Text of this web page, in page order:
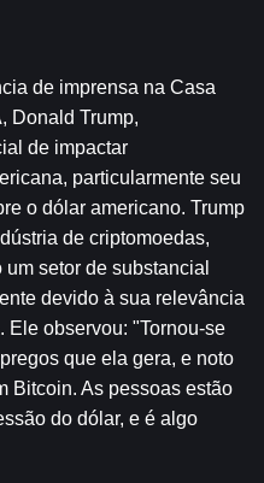
de imprensa na Casa
Donald Trump,
de impactar
particularmente seu
o dólar americano. Trump
de criptomoedas,
setor de substancial
devido à sua relevância
Ele observou: "Tornou-se
que ela gera, e noto
Bitcoin. As pessoas estão
do dólar, e é algo